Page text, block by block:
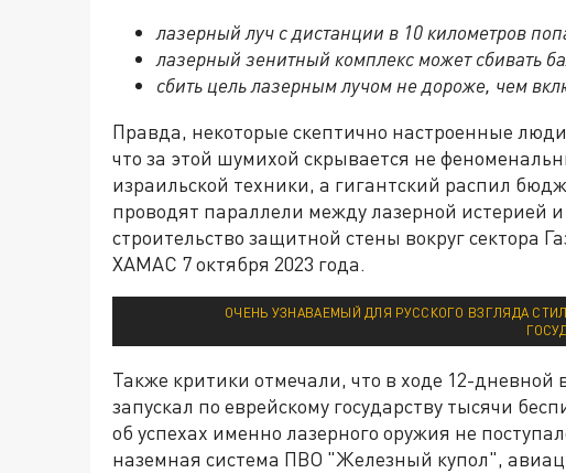
лазерный луч с дистанции в 10 километров
лазерный зенитный комплекс может сбивать
сбить цель лазерным лучом не дороже, чем
Правда, некоторые скептично настроенные
что за этой шумихой скрывается не
израильской техники, а гигантский распил
проводят параллели между лазерной истерией
строительство защитной стены вокруг сектора
ХАМАС 7 октября 2023 года.
ОЧЕНЬ УЗНАВАЕМЫЙ ДЛЯ РУССКОГО ВЗГЛЯДА
Также критики отмечали, что в ходе 12-
запускал по еврейскому государству тысячи
об успехах именно лазерного оружия не
наземная система ПВО "Железный купол",